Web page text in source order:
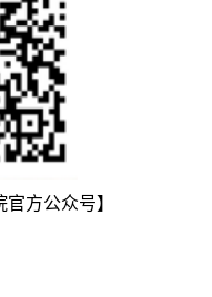
方公众号】